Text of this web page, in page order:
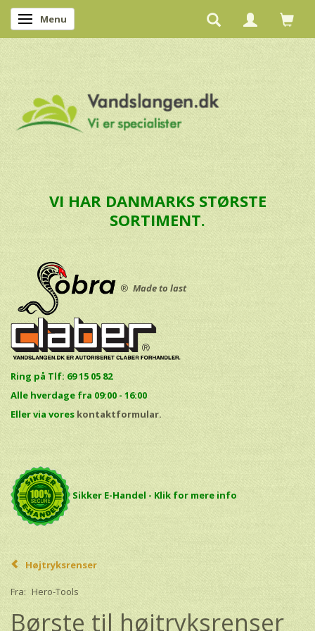
Skifte navigation
Menu
VI HAR DANMARKS STØRSTE
SORTIMENT.
® Made to last
Ring på Tlf: 69 15 05 82
Alle hverdage fra 09:00 - 16:00
Eller via vores kontaktformular.
Sikker E-Handel - Klik for mere info
Højtryksrenser
Fra: Hero-Tools
Børste til højtryksrenser